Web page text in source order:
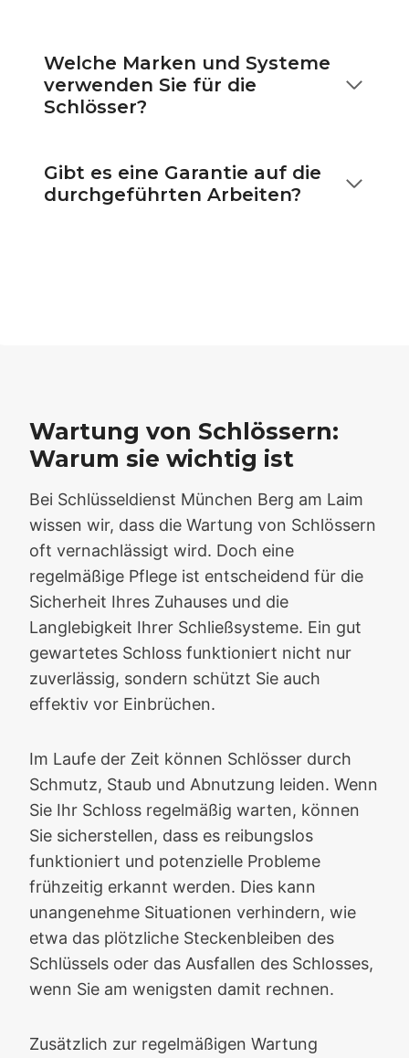
Welche Marken und Systeme
verwenden Sie für die
Schlösser?
Gibt es eine Garantie auf die
durchgeführten Arbeiten?
Wartung von Schlössern:
Warum sie wichtig ist
Bei Schlüsseldienst München Berg am Laim
wissen wir, dass die Wartung von Schlössern
oft vernachlässigt wird. Doch eine
regelmäßige Pflege ist entscheidend für die
Sicherheit Ihres Zuhauses und die
Langlebigkeit Ihrer Schließsysteme. Ein gut
gewartetes Schloss funktioniert nicht nur
zuverlässig, sondern schützt Sie auch
effektiv vor Einbrüchen.
Im Laufe der Zeit können Schlösser durch
Schmutz, Staub und Abnutzung leiden. Wenn
Sie Ihr Schloss regelmäßig warten, können
Sie sicherstellen, dass es reibungslos
funktioniert und potenzielle Probleme
frühzeitig erkannt werden. Dies kann
unangenehme Situationen verhindern, wie
etwa das plötzliche Steckenbleiben des
Schlüssels oder das Ausfallen des Schlosses,
wenn Sie am wenigsten damit rechnen.
Zusätzlich zur regelmäßigen Wartung